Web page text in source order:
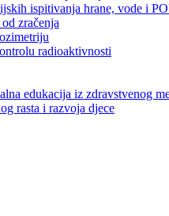
ispitivanja hrane, vode i
zračenja
radioaktivnosti
edukacija iz zdravstvenog
rasta i razvoja djece